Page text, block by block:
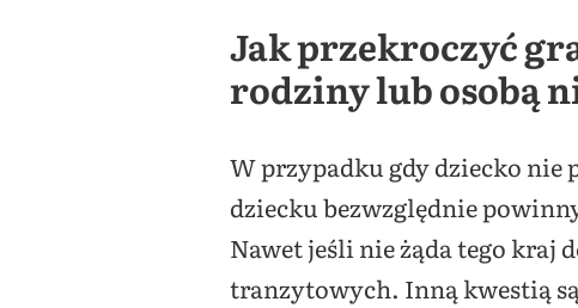
Jak przekroczyć
rodziny lub osobą
W przypadku gdy dziecko
dziecku bezwzględnie
Nawet jeśli nie żąda tego kraj
tranzytowych. Inną kwestią